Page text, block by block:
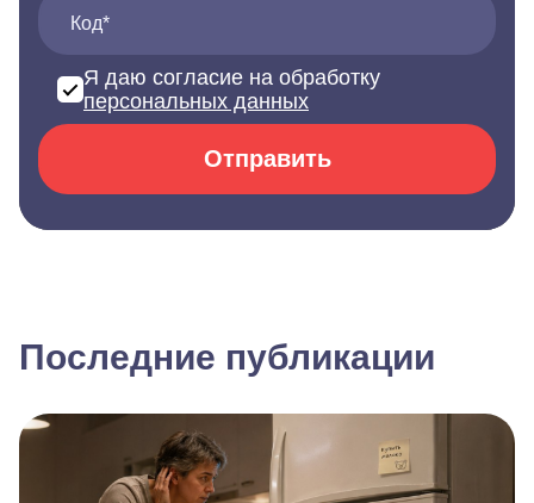
Код*
Я даю согласие на обработку
персональных данных
Отправить
Последние публикации